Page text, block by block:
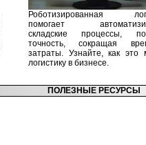
Роботизированная
помогает
складские процессы,
точность, сокращая
затраты. Узнайте, как это
логистику в бизнесе.
ПОЛЕЗНЫЕ РЕСУРСЫ